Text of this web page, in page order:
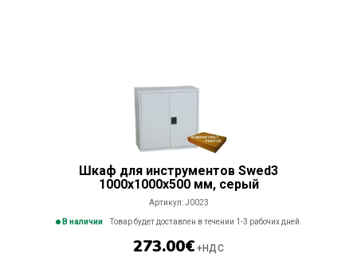
Шкаф для инструментов Swed3
1000x1000x500 мм, серый
Артикул:J0023
В наличии Товар будет доставлен в течении 1-3 рабочих дней.
273.00€ +НДС